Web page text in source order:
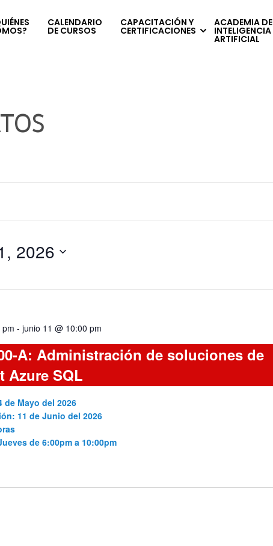
CALENDARIO
DE CURSOS
CAPACITACIÓN Y
CERTIFICACIONES
ACADEMIA DE
INTELIGENCIA
ARTIFICIAL
2026
- junio 11 @ 10:00 pm
A: Administración de soluciones de
Azure SQL
de Mayo del 2026
11 de Junio del 2026
de 6:00pm a 10:00pm